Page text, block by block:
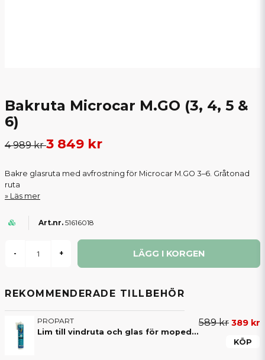
Bakruta Microcar M.GO (3, 4, 5 &
6)
4 989 kr3 849 kr
Bakre glasruta med avfrostning för Microcar M.GO 3–6. Gråtonad
ruta
Läs mer
51616018
- + LÄGG I KORGEN
REKOMMENDERADE TILLBEHÖR
PROPART
Lim till vindruta och glas för mopedbil – 290 ml
589 kr 389 kr
KÖP